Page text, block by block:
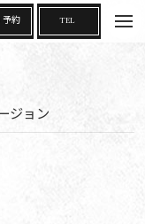
ジョン
t
o
g
予約 TEL